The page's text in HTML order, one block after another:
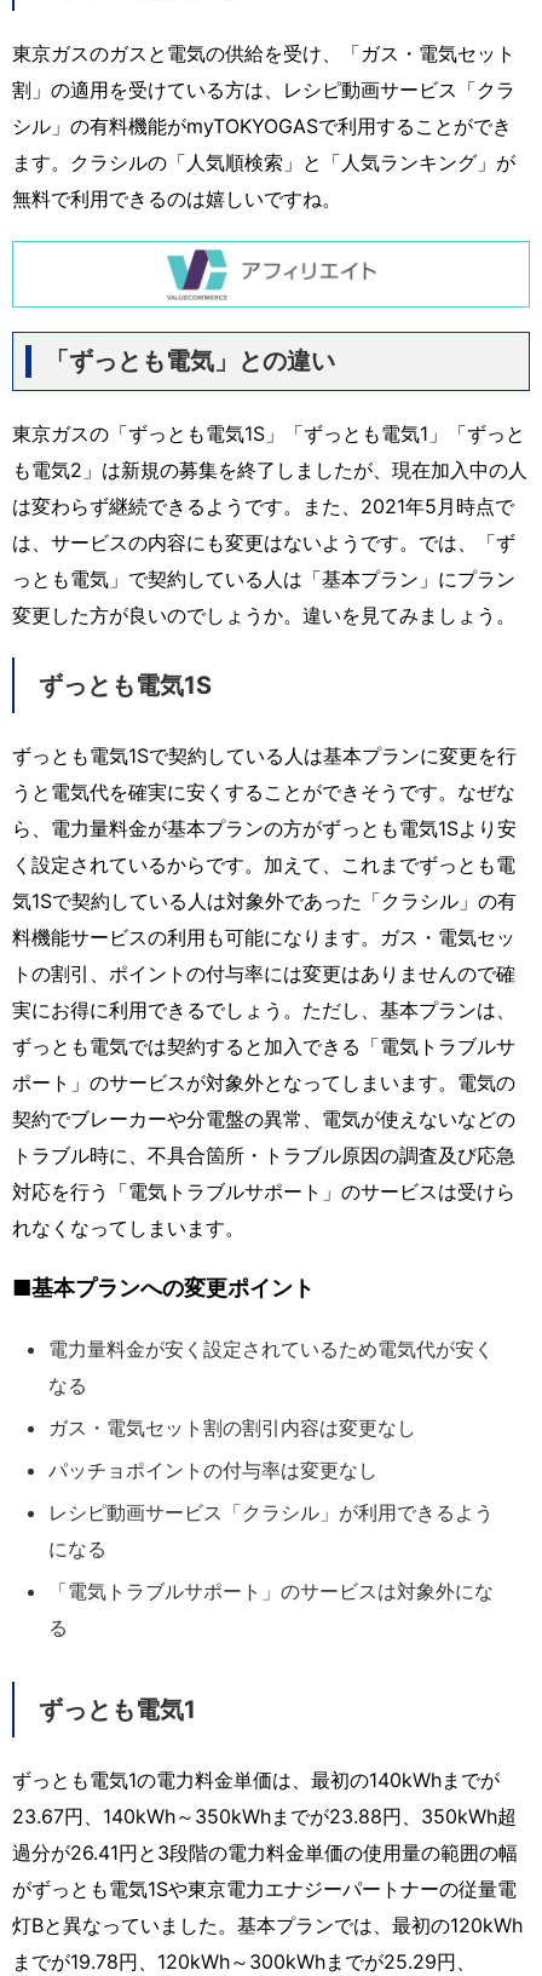
東京ガスのガスと電気の供給を受け、「ガス・電気セット
割」の適用を受けている方は、レシピ動画サービス「クラ
シル」の有料機能がmyTOKYOGASで利用することができ
ます。クラシルの「人気順検索」と「人気ランキング」が
無料で利用できるのは嬉しいですね。
「ずっとも電気」との違い
東京ガスの「ずっとも電気1S」「ずっとも電気1」「ずっと
も電気2」は新規の募集を終了しましたが、現在加入中の人
は変わらず継続できるようです。また、2021年5月時点で
は、サービスの内容にも変更はないようです。では、「ず
っとも電気」で契約している人は「基本プラン」にプラン
変更した方が良いのでしょうか。違いを見てみましょう。
ずっとも電気1S
ずっとも電気1Sで契約している人は基本プランに変更を行
うと電気代を確実に安くすることができそうです。なぜな
ら、電力量料金が基本プランの方がずっとも電気1Sより安
く設定されているからです。加えて、これまでずっとも電
気1Sで契約している人は対象外であった「クラシル」の有
料機能サービスの利用も可能になります。ガス・電気セッ
トの割引、ポイントの付与率には変更はありませんので確
実にお得に利用できるでしょう。ただし、基本プランは、
ずっとも電気では契約すると加入できる「電気トラブルサ
ポート」のサービスが対象外となってしまいます。電気の
契約でブレーカーや分電盤の異常、電気が使えないなどの
トラブル時に、不具合箇所・トラブル原因の調査及び応急
対応を行う「電気トラブルサポート」のサービスは受けら
れなくなってしまいます。
■基本プランへの変更ポイント
電力量料金が安く設定されているため電気代が安く
なる
ガス・電気セット割の割引内容は変更なし
パッチョポイントの付与率は変更なし
レシピ動画サービス「クラシル」が利用できるよう
になる
「電気トラブルサポート」のサービスは対象外にな
る
ずっとも電気1
ずっとも電気1の電力料金単価は、最初の140kWhまでが
23.67円、140kWh～350kWhまでが23.88円、350kWh超
過分が26.41円と3段階の電力料金単価の使用量の範囲の幅
がずっとも電気1Sや東京電力エナジーパートナーの従量電
灯Bと異なっていました。基本プランでは、最初の120kWh
までが19.78円、120kWh～300kWhまでが25.29円、